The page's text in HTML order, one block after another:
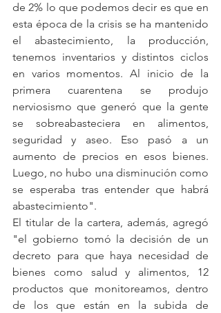
de 2% lo que podemos decir es que en
esta época de la crisis se ha mantenido
el abastecimiento, la producción,
tenemos inventarios y distintos ciclos
en varios momentos. Al inicio de la
primera cuarentena se produjo
nerviosismo que generó que la gente
se sobreabasteciera en alimentos,
seguridad y aseo. Eso pasó a un
aumento de precios en esos bienes.
Luego, no hubo una disminución como
se esperaba tras entender que habrá
abastecimiento".
El titular de la cartera, además, agregó
"el gobierno tomó la decisión de un
decreto para que haya necesidad de
bienes como salud y alimentos, 12
productos que monitoreamos, dentro
de los que están en la subida de